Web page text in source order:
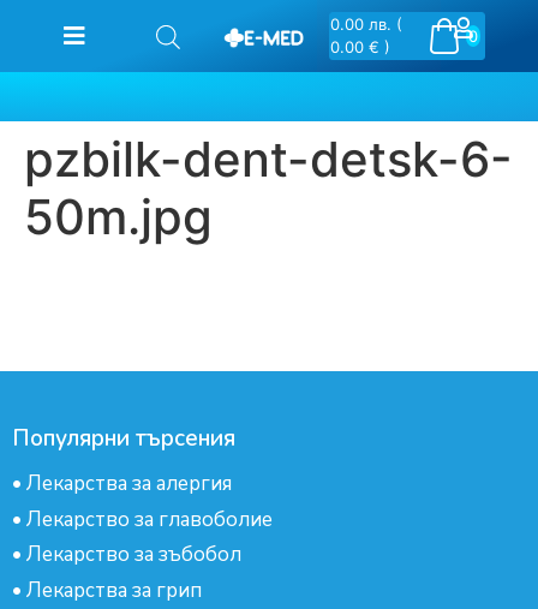
0
0.00 лв. (
0.00 € )
pzbilk-dent-detsk-6-
50m.jpg
Популярни търсения
• Лекарства за алергия
• Лекарство за главоболие
• Лекарство за зъбобол
• Лекарства за грип